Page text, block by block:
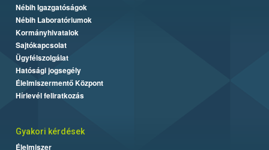
Nébih Igazgatóságok
Nébih Laboratóriumok
Kormányhivatalok
Sajtókapcsolat
Ügyfélszolgálat
Hatósági jogsegély
Élelmiszermentő Központ
Hírlevél feliratkozás
Gyakori kérdések
Élelmiszer